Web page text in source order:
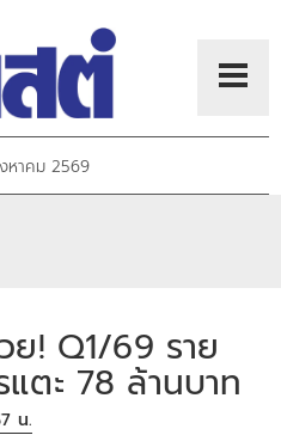
หาคม 2569
ย! Q1/69 ราย
แตะ 78 ล้านบาท
น.